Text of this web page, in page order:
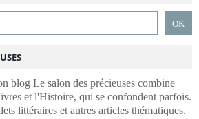
blog Le salon des précieuses combine
et l'Histoire, qui se confondent parfois.
littéraires et autres articles thématiques.